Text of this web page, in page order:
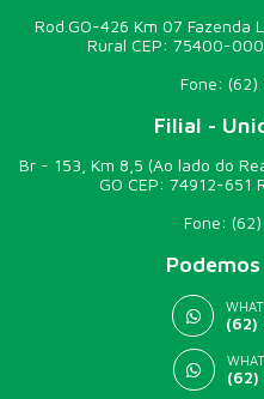
Rod.GO-426 Km 07 Fazenda
Rural CEP: 75400-000
Fone: (62)
Filial -
Br - 153, Km 8,5 (Ao lado do
GO CEP: 74912-651
Fone:
(62)